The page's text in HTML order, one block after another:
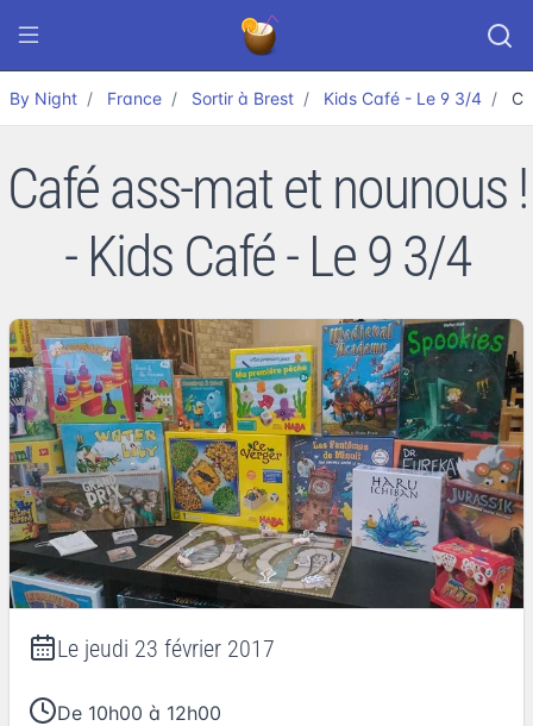
By Night France Sortir à Brest Kids Café - Le 9 3/4
Café ass-mat et nounous !
- Kids Café - Le 9 3/4
Le jeudi 23 février 2017
De 10h00 à 12h00